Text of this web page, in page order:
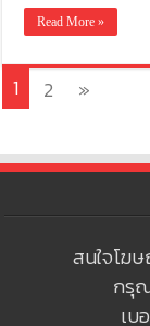
Read More »
1 2 »
สนใจโฆ
กรุ
เบ